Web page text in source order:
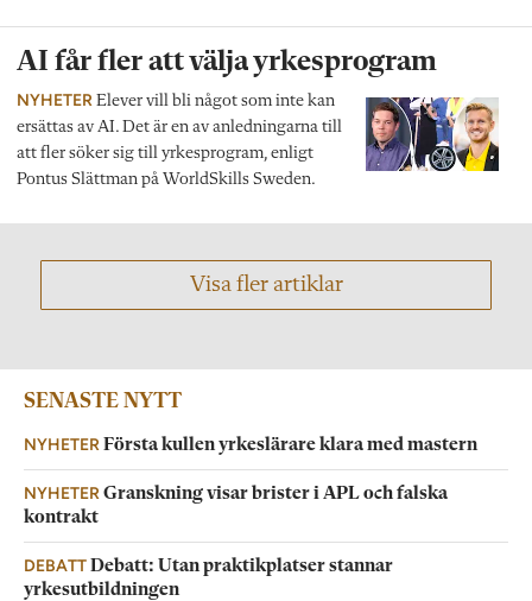
AI får fler att välja yrkesprogram
NYHETER Elever vill bli något som inte kan
ersättas av AI. Det är en av anledningarna till
att fler söker sig till yrkesprogram, enligt
Pontus Slättman på WorldSkills Sweden.
Visa fler artiklar
SENASTE NYTT
NYHETER Första kullen yrkeslärare klara med mastern
NYHETER Granskning visar brister i APL och falska
kontrakt
DEBATTDebatt: Utan praktikplatser stannar
yrkesutbildningen